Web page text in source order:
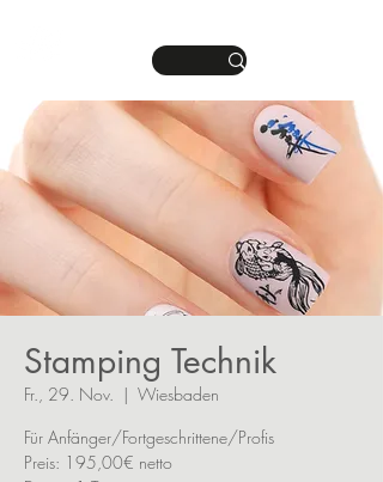
Stamping Technik
Fr., 29. Nov.
  |
Wiesbaden
Für Anfänger/Fortgeschrittene/Profis
Preis: 195,00€ netto